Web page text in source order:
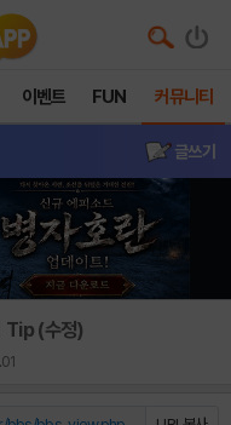
이벤트 FUN 커뮤니티
글쓰기
Tip (수정)